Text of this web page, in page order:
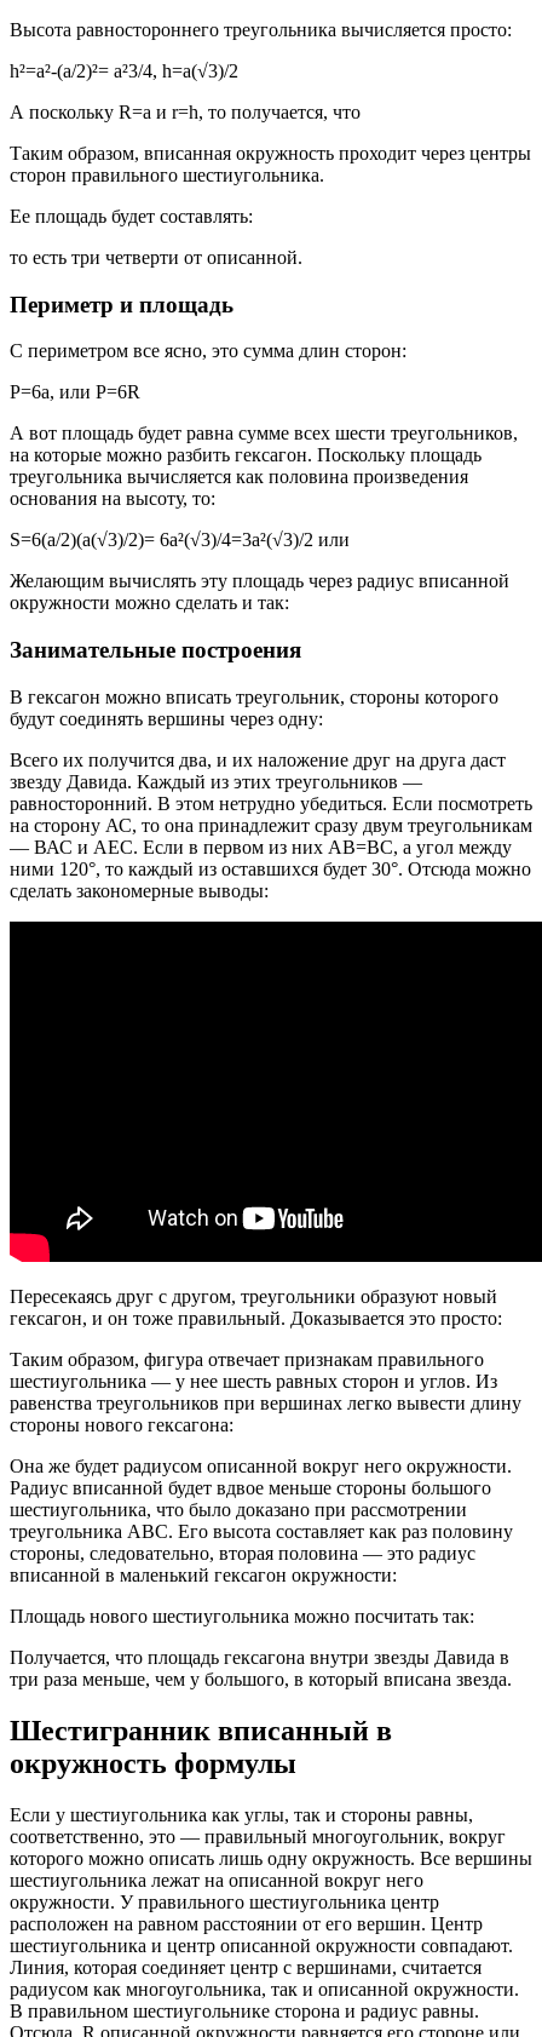
Высота равностороннего треугольника вычисляется просто:
h²=а²-(а/2)²= а²3/4, h=а(√3)/2
А поскольку R=a и r=h, то получается, что
Таким образом, вписанная окружность проходит через центры
сторон правильного шестиугольника.
Ее площадь будет составлять:
то есть три четверти от описанной.
Периметр и площадь
С периметром все ясно, это сумма длин сторон:
P=6а, или P=6R
А вот площадь будет равна сумме всех шести треугольников,
на которые можно разбить гексагон. Поскольку площадь
треугольника вычисляется как половина произведения
основания на высоту, то:
S=6(а/2)(а(√3)/2)= 6а²(√3)/4=3а²(√3)/2 или
Желающим вычислять эту площадь через радиус вписанной
окружности можно сделать и так:
Занимательные построения
В гексагон можно вписать треугольник, стороны которого
будут соединять вершины через одну:
Всего их получится два, и их наложение друг на друга даст
звезду Давида. Каждый из этих треугольников —
равносторонний. В этом нетрудно убедиться. Если посмотреть
на сторону АС, то она принадлежит сразу двум треугольникам
— ВАС и АЕС. Если в первом из них АВ=ВС, а угол между
ними 120°, то каждый из оставшихся будет 30°. Отсюда можно
сделать закономерные выводы:
Пересекаясь друг с другом, треугольники образуют новый
гексагон, и он тоже правильный. Доказывается это просто:
Таким образом, фигура отвечает признакам правильного
шестиугольника — у нее шесть равных сторон и углов. Из
равенства треугольников при вершинах легко вывести длину
стороны нового гексагона:
Она же будет радиусом описанной вокруг него окружности.
Радиус вписанной будет вдвое меньше стороны большого
шестиугольника, что было доказано при рассмотрении
треугольника АВС. Его высота составляет как раз половину
стороны, следовательно, вторая половина — это радиус
вписанной в маленький гексагон окружности:
Площадь нового шестиугольника можно посчитать так:
Получается, что площадь гексагона внутри звезды Давида в
три раза меньше, чем у большого, в который вписана звезда.
Шестигранник вписанный в
окружность формулы
Если у шестиугольника как углы, так и стороны равны,
соответственно, это — правильный многоугольник, вокруг
которого можно описать лишь одну окружность. Все вершины
шестиугольника лежат на описанной вокруг него
окружности. У правильного шестиугольника центр
расположен на равном расстоянии от его вершин. Центр
шестиугольника и центр описанной окружности совпадают.
Линия, которая соединяет центр с вершинами, считается
радиусом как многоугольника, так и описанной окружности.
В правильном шестиугольнике сторона и радиус равны.
Отсюда, R описанной окружности равняется его стороне или